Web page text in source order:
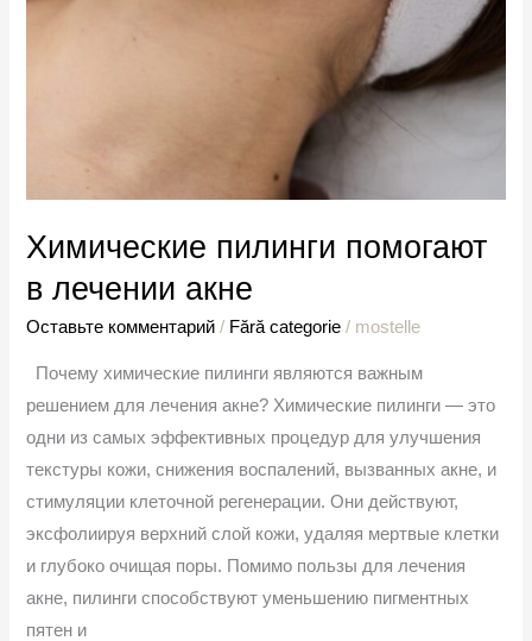
Химические пилинги помогают
в лечении акне
Оставьте комментарий / Fără categorie / mostelle
Почему химические пилинги являются важным
решением для лечения акне? Химические пилинги — это
одни из самых эффективных процедур для улучшения
текстуры кожи, снижения воспалений, вызванных акне, и
стимуляции клеточной регенерации. Они действуют,
эксфолиируя верхний слой кожи, удаляя мертвые клетки
и глубоко очищая поры. Помимо пользы для лечения
акне, пилинги способствуют уменьшению пигментных
пятен и